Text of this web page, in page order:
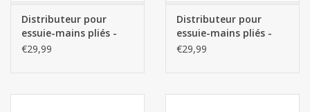
Distributeur pour
essuie-mains pliés -
Noir
€29,99
Distributeur pour
essuie-mains pliés -
Blanc
€29,99